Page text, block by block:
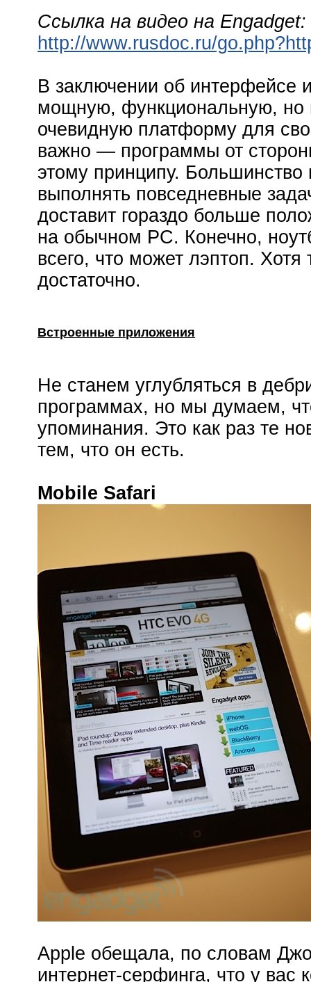
Ссылка на видео на Engadget:
http://www.rusdoc.ru/
В заключении об интерфейсе
мощную, функциональную, но
очевидную платформу для
важно — программы от
этому принципу. Большинство
выполнять повседневные
доставит гораздо больше
на обычном PC. Конечно,
всего, что может лэптоп.
достаточно.
Встроенные приложения
Не станем углубляться в
программах, но мы думаем,
упоминания. Это как раз те
тем, что он есть.
Mobile Safari
Apple обещала, по словам
интернет-серфинга, что у